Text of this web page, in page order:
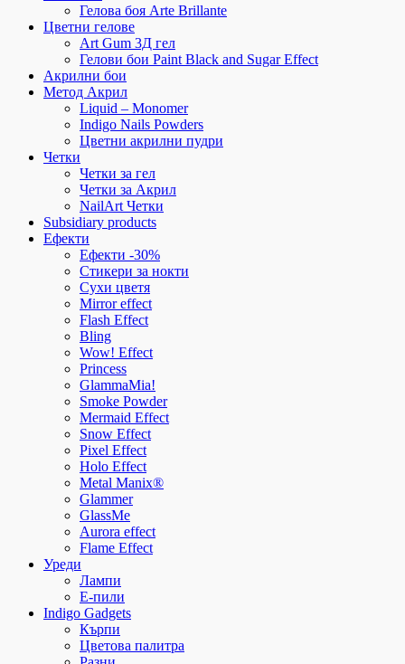
Гелова боя Arte Brillante
Цветни гелове
Art Gum 3Д гел
Гелови бои Paint Black and Sugar Effect
Акрилни бои
Метод Акрил
Liquid – Monomer
Indigo Nails Powders
Цветни акрилни пудри
Четки
Четки за гел
Четки за Акрил
NailArt Четки
Subsidiary products
Ефекти
Ефекти -30%
Стикери за нокти
Сухи цветя
Mirror effect
Flash Effect
Bling
Wow! Effect
Princess
GlammaMia!
Smoke Powder
Mermaid Effect
Snow Effect
Pixel Effect
Holo Effect
Metal Manix®
Glammer
GlassMe
Aurora effect
Flame Effect
Уреди
Лампи
E-пили
Indigo Gadgets
Кърпи
Цветова палитра